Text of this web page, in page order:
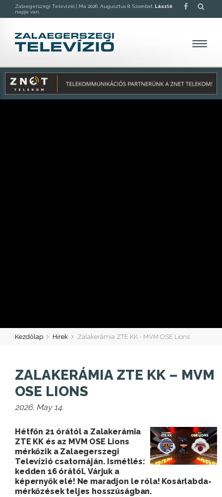
Zalaegerszegi Televízió | Ma 2026. Augusztus 8. Szombat, László
napja van.
Kezdőlap Hírek Zalakerámia ZTE KK - MVM OSE Lions
ZALAKERÁMIA ZTE KK – MVM
OSE LIONS
2026. May 14.
Hétfőn 21 órától a Zalakerámia
ZTE KK és az MVM OSE Lions
mérkőzik a Zalaegerszegi
Televízió csatornáján. Ismétlés:
kedden 16 órától. Várjuk a
képernyők elé! Ne maradjon le róla! Kosárlabda-
mérkőzések teljes hosszúságban.